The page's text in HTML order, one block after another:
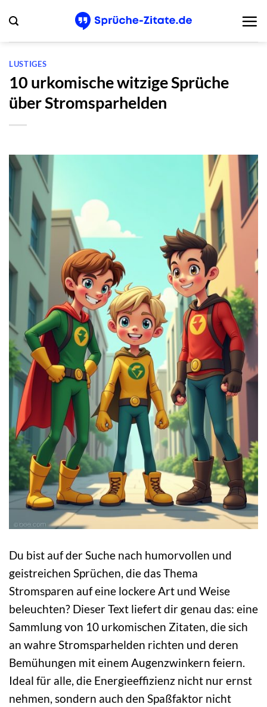
Inhalt
springen
LUSTIGES
10 urkomische witzige Sprüche
über Stromsparhelden
Du bist auf der Suche nach humorvollen und
geistreichen Sprüchen, die das Thema
Stromsparen auf eine lockere Art und Weise
beleuchten? Dieser Text liefert dir genau das: eine
Sammlung von 10 urkomischen Zitaten, die sich
an wahre Stromsparhelden richten und deren
Bemühungen mit einem Augenzwinkern feiern.
Ideal für alle, die Energieeffizienz nicht nur ernst
nehmen, sondern auch den Spaßfaktor nicht